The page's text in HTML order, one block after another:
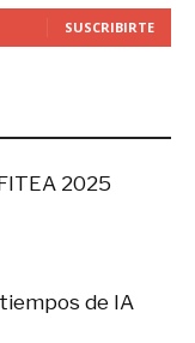
SUSCRIBIRTE
2025
de IA